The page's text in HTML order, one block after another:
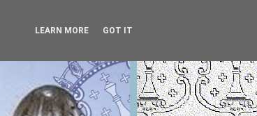
LEARN MORE GOT IT